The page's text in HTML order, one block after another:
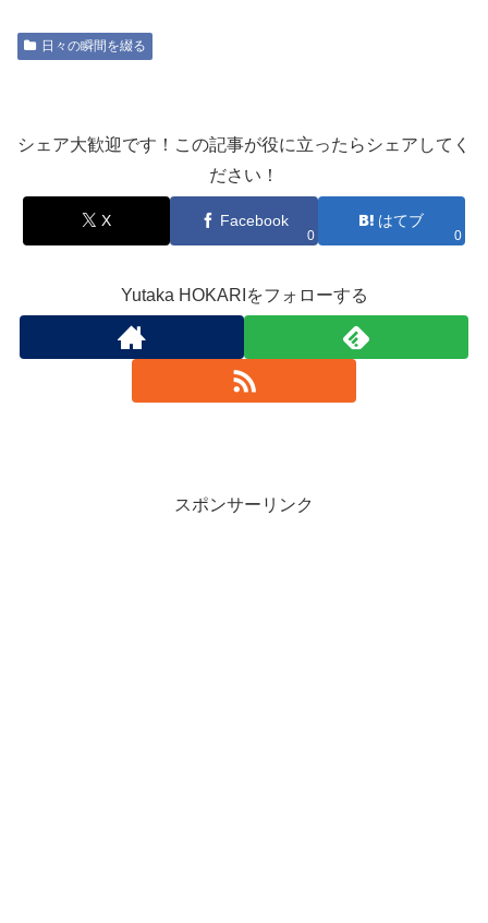
日々の瞬間を綴る
シェア大歓迎です！この記事が役に立ったらシェアしてく
ださい！
X Facebook
0
はてブ
0
Yutaka HOKARIをフォローする
スポンサーリンク